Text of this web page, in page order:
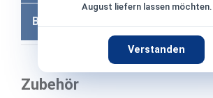
August liefern lassen möchten.
Verstanden
Bewertungen
Zubehör